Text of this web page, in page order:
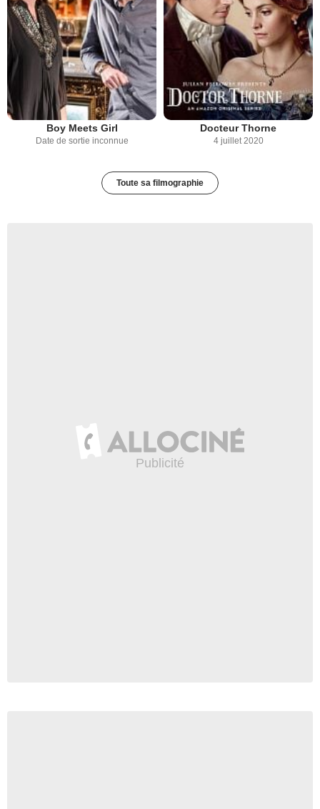
Boy Meets Girl
Date de sortie inconnue
Docteur Thorne
4 juillet 2020
Toute sa filmographie